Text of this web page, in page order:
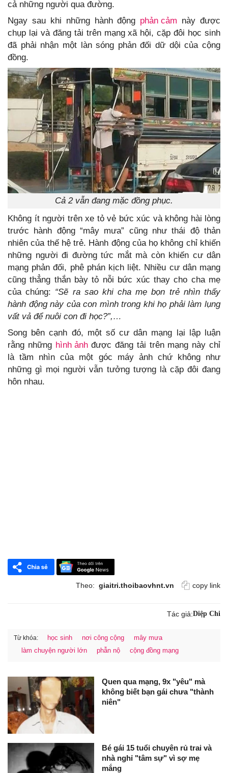
cả những người qua đường.
Ngay sau khi những hành động phản cảm này được
chụp lại và đăng tải trên mạng xã hội, cặp đôi học sinh
đã phải nhận một làn sóng phản đối dữ dội của cộng
đồng.
Cả 2 vẫn đang mặc đồng phục.
Không ít người trên xe tỏ vẻ bức xúc và không hài lòng
trước hành động “mây mưa” cũng như thái độ thản
nhiên của thế hệ trẻ. Hành động của họ không chỉ khiến
những người đi đường tức mắt mà còn khiến cư dân
mạng phản đối, phê phán kịch liệt. Nhiều cư dân mạng
cũng thẳng thắn bày tỏ nỗi bức xúc thay cho cha mẹ
của chúng: “Sẽ ra sao khi cha mẹ bọn trẻ nhìn thấy
hành động này của con mình trong khi họ phải làm lụng
vất vả để nuôi con đi học?”,…
Song bên cạnh đó, một số cư dân mạng lại lập luận
rằng những hình ảnhđược đăng tải trên mạng này chỉ
là tầm nhìn của một góc máy ảnh chứ không như
những gì mọi người vẫn tưởng tượng là cặp đôi đang
hôn nhau.
Theo: giaitri.thoibaovhnt.vn copy link
Tác giả:Diệp Chi
Từ khóa: học sinh nơi công cộng
mây mưa
làm chuyện người lớn
phẫn nộ cộng đồng mạng
Quen qua mạng, 9x "yêu" mà
không biết bạn gái chưa "thành
niên"
Bé gái 15 tuổi chuyên rủ trai và
nhà nghỉ "tâm sự" vì sợ mẹ
mắng